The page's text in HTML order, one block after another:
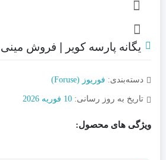
یگانه پارسه کویر | فروش مینی
دسته‌بندی: فوریوز (Foruse)
تاریخ به روز رسانی: 10 فوریه 2026
ویژگی های محصول: